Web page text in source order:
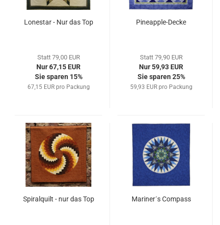
Lonestar - Nur das Top
Statt 79,00 EUR
Nur 67,15 EUR
Sie sparen 15%
67,15 EUR pro Packung
Pineapple-Decke
Statt 79,90 EUR
Nur 59,93 EUR
Sie sparen 25%
59,93 EUR pro Packung
Spiralquilt - nur das Top Mariner´s Compass